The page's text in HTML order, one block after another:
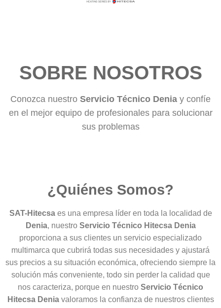
SOBRE NOSOTROS
Conozca nuestro Servicio Técnico Denia y confíe
en el mejor equipo de profesionales para solucionar
sus problemas
¿Quiénes Somos?
SAT-Hitecsaes una empresa líder en toda la localidad de
Denia, nuestro Servicio Técnico Hitecsa Denia
proporciona a sus clientes un servicio especializado
multimarca que cubrirá todas sus necesidades y ajustará
sus precios a su situación económica, ofreciendo siempre la
solución más conveniente, todo sin perder la calidad que
nos caracteriza, porque en nuestro Servicio Técnico
Hitecsa Deniavaloramos la confianza de nuestros clientes